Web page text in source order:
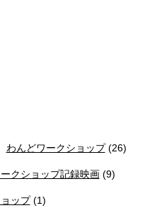
わんどワークショップ(26)
クショップ記録映画(9)
ップ(1)